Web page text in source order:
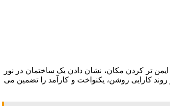
ایمن تر کردن مکان، نشان دادن یک ساختمان در نور
کارایی روشن، یکنواخت و کارآمد را تضمین می